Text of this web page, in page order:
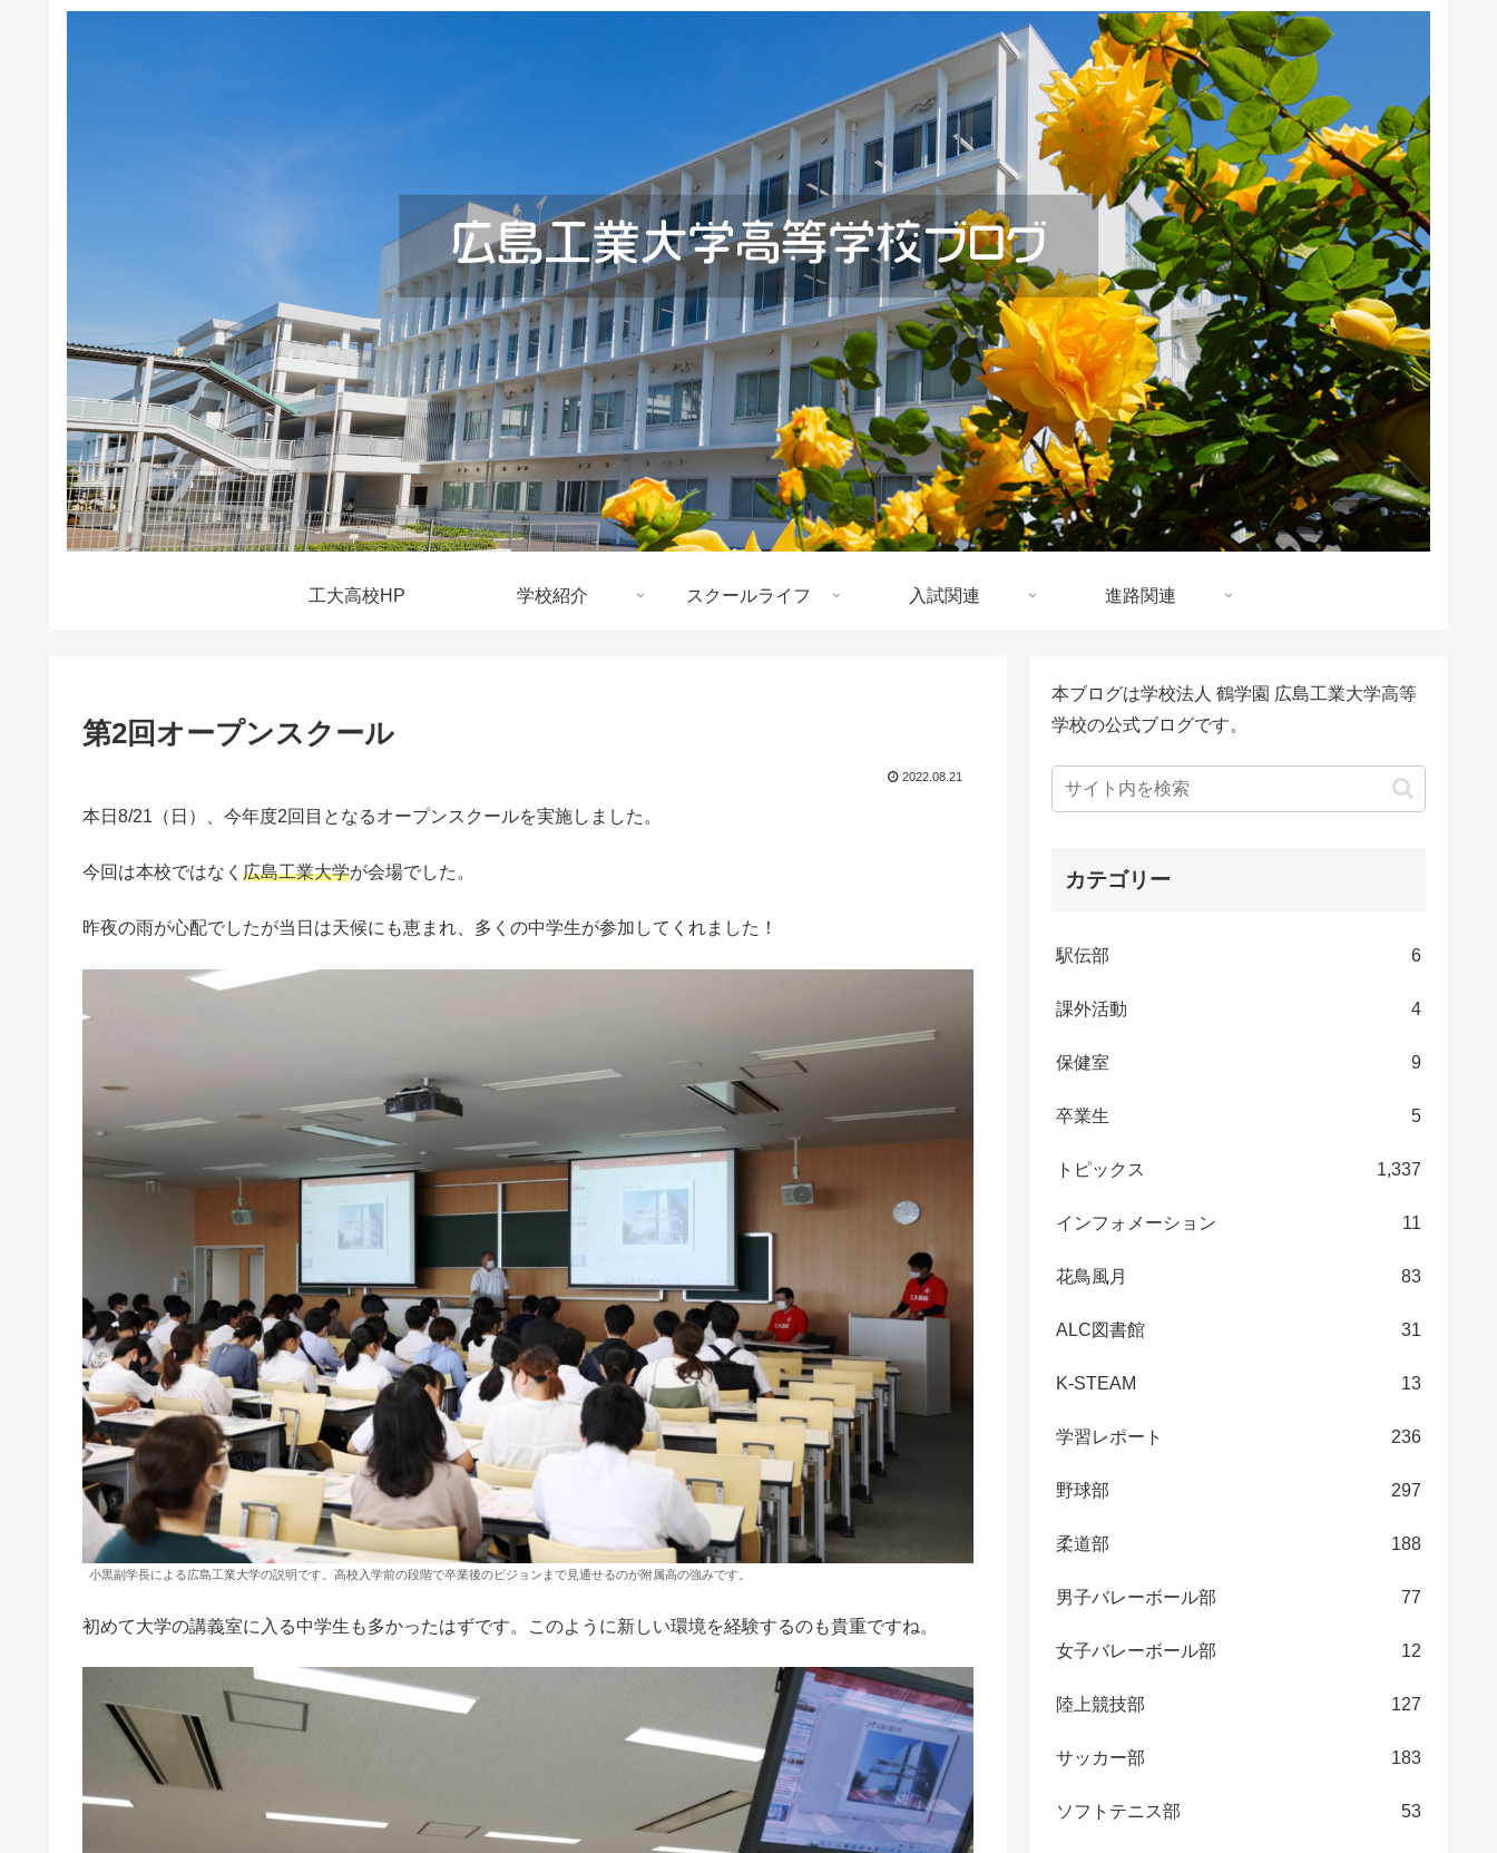
工大高校HP 学校紹介 スクールライフ 入試関連 進路関連
第2回オープンスクール
2022.08.21
本日8/21（日）、今年度2回目となるオープンスクールを実施しました。
今回は本校ではなく 広島工業大学が会場でした。
昨夜の雨が心配でしたが当日は天候にも恵まれ、多くの中学生が参加してくれました！
小黒副学長による広島工業大学の説明です。高校入学前の段階で卒業後のビジョンまで見通せるのが附属高の強みです。
初めて大学の講義室に入る中学生も多かったはずです。このように新しい環境を経験するのも貴重ですね。
本ブログは学校法人 鶴学園 広島工業大学高等
学校の公式ブログです。
カテゴリー
駅伝部 6
課外活動 4
保健室 9
卒業生 5
トピックス 1,337
インフォメーション 11
花鳥風月 83
ALC図書館 31
K-STEAM 13
学習レポート 236
野球部 297
柔道部 188
男子バレーボール部 77
女子バレーボール部 12
陸上競技部 127
サッカー部 183
ソフトテニス部 53